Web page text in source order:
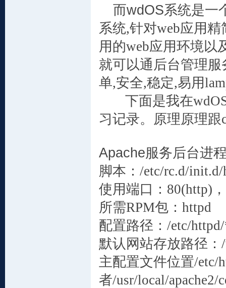
而wdOS系统是一
系统,针对web应用精
用的web应用环境以
就可以通后台管理服
单,安全,稳定,易用
下面是我在
习记录。原理原理跟
Apache服务后台进
脚本： /etc/rc.d/init.d/
使用端口： 80(http) ，
所需RPM包： httpd
配置路径： /etc/
默认网站存放路径：
主配置文件位置/etc/
者/usr/local/apache2/